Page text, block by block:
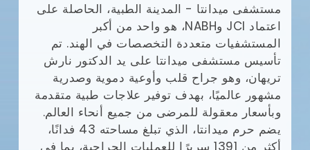
مستشفى ميدانتا - المدينة الطبية، الحاصلة على
اعتماد JCI وNABH، هو واحد من أكبر
المستشفيات متعددة التخصصات في الهند. تم
تأسيس مستشفى ميدانتا على يد الدكتور نارش
تريهان، وهو جراح قلب وأوعية دموية وصدرية
مشهور عالميًا، بهدف توفير علاجات طبية متقدمة
وبأسعار معقولة للمرضى من جميع أنحاء العالم.
يضم حرم ميدانتا، الذي تبلغ مساحته 43 فدانًا،